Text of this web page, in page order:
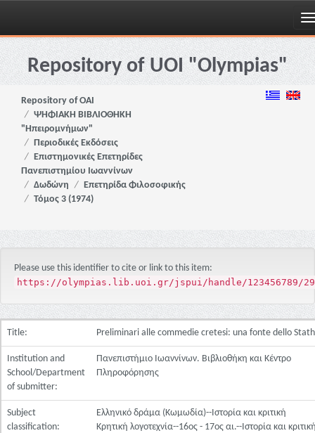
Skip
navigationRepository of UOI "Olympias"
Repository of OAI
ΨΗΦΙΑΚΗ ΒΙΒΛΙΟΘΗΚΗ
"Ηπειρομνήμων"
Περιοδικές Εκδόσεις
Επιστημονικές Επετηρίδες
Πανεπιστημίου Ιωαννίνων
Δωδώνη
Επετηρίδα Φιλοσοφικής
Τόμος 3 (1974)
Please use this identifier to cite or link to this item:
https://olympias.lib.uoi.gr/jspui/handle/123456789/
Title: Preliminari alle commedie cretesi: una fonte dello
Institution and
School/Department
of submitter:
Πανεπιστήμιο Ιωαννίνων. Βιβλιοθήκη και Κέντρο
Πληροφόρησης
Subject
classification:
Ελληνικό δράμα (Κωμωδία)--Ιστορία και κριτική
Κρητική λογοτεχνία--16ος - 17ος αι.--Ιστορία και